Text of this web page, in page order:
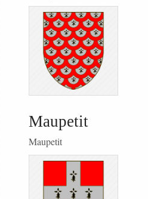
Maupetit
Maupetit